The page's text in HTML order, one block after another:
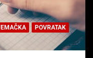
POVRATAK